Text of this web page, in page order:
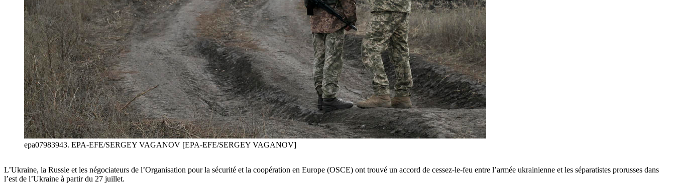
epa07983943. EPA-EFE/SERGEY VAGANOV [EPA-EFE/SERGEY VAGANOV]
L’Ukraine, la Russie et les négociateurs de l’Organisation pour la sécurité et la coopération en Europe (OSCE) ont trouvé un accord de cessez-le-feu entre l’armée ukrainienne et les séparatistes prorusses dans
l’est de l’Ukraine à partir du 27 juillet.